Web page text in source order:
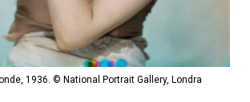
1936. © National Portrait Gallery, Londra